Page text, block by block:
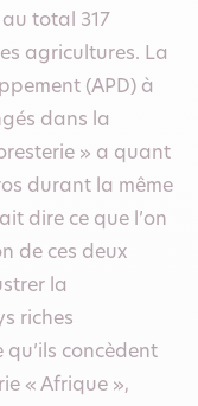
total 317
agricultures. La
(APD) à
dans la
» a quant
durant la même
dire ce que l’on
de ces deux
la
riches
qu’ils concèdent
« Afrique »,